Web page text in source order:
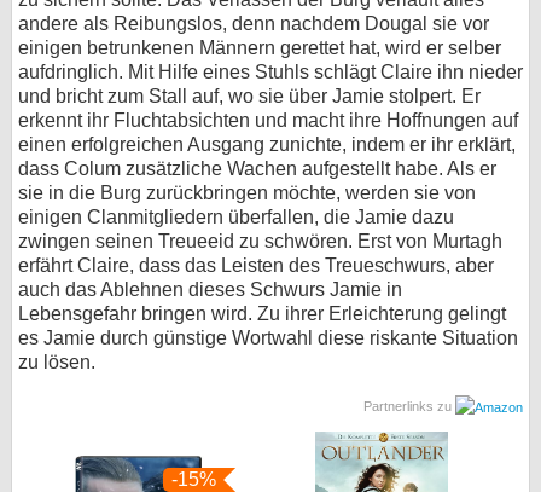
andere als Reibungslos, denn nachdem Dougal sie vor
einigen betrunkenen Männern gerettet hat, wird er selber
aufdringlich. Mit Hilfe eines Stuhls schlägt Claire ihn nieder
und bricht zum Stall auf, wo sie über Jamie stolpert. Er
erkennt ihr Fluchtabsichten und macht ihre Hoffnungen auf
einen erfolgreichen Ausgang zunichte, indem er ihr erklärt,
dass Colum zusätzliche Wachen aufgestellt habe. Als er
sie in die Burg zurückbringen möchte, werden sie von
einigen Clanmitgliedern überfallen, die Jamie dazu
zwingen seinen Treueeid zu schwören. Erst von Murtagh
erfährt Claire, dass das Leisten des Treueschwurs, aber
auch das Ablehnen dieses Schwurs Jamie in
Lebensgefahr bringen wird. Zu ihrer Erleichterung gelingt
es Jamie durch günstige Wortwahl diese riskante Situation
zu lösen.
Partnerlinks zu
-15%